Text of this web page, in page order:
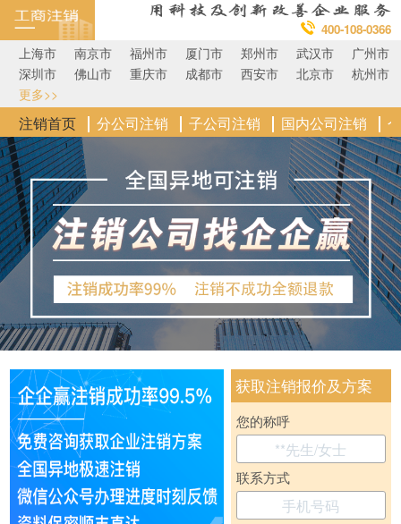
400-108-0366
上海市 南京市 福州市 厦门市 郑州市 武汉市
广州市
深圳市
佛山市 重庆市 成都市 西安市 北京市
杭州市
更多>>
注销首页 分公司注销 子公司注销 国内公司注销
获取注销报价及方案
您的称呼
联系方式